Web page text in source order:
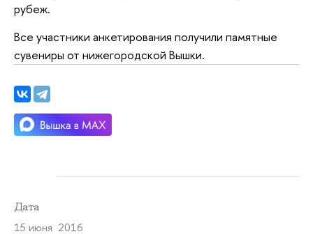
рубеж.
Все участники анкетирования получили памятные
сувениры от нижегородской Вышки.
Дата
15 июня 2016